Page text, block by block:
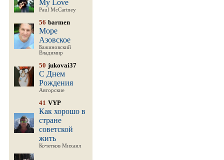
My Love
Paul McCartney
56 barmen
Море
Азовское
Бажиновский
Владимир
50 jukovai37
С Днем
Рождения
Авторские
41 VYP
Как хорошо в
стране
советской
жить
Кочетков Михаил